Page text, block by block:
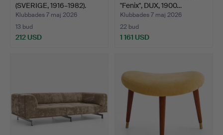
(SVERIGE, 1916–1982).
Skålfa…
Klubbades 7 maj 2026
13 bud
212 USD
"Fenix", DUX, 1900…
Klubbades 7 maj 2026
22 bud
1 161 USD